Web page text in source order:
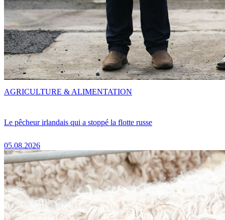
Le pêcheur irlandais qui a stoppé la flotte russe
05.08.2026
AGRICULTURE & ALIMENTATION